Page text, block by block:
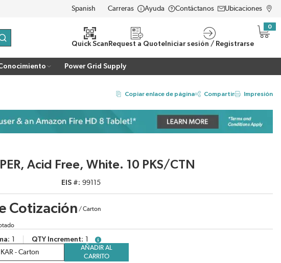
LANGUAGE
Carreras Ayuda Contáctanos Ubicaciones
enviar búsqueda
Quick Scan Request a Quote Iniciar sesión / Registrarse
0
{0}
Power Grid Supply
Copiar enlace de página Compartir Impresión
Acid Free, White. 10 PKS/CTN
EIS # 99115
Cotización /Carton
QTY Increment
more info
AÑADIR AL
CARRITO